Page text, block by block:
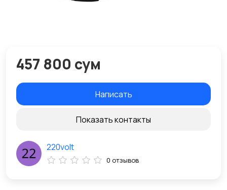
457 800 сум
Написать
Показать контакты
220volt
0 отзывов